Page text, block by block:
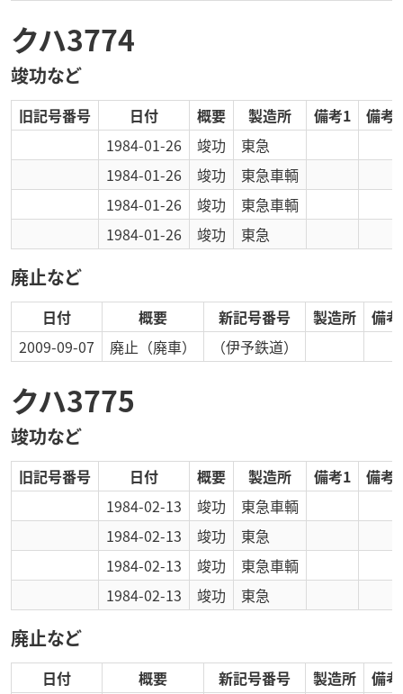
クハ3774
竣功など
旧記号番号 日付 概要 製造所 備考1
備考2
1984-01-26
竣功
東急
1984-01-26
竣功
東急車輌
1984-01-26
竣功
東急車輌
1984-01-26
竣功 東急
廃止など
日付 概要 新記号番号 製造所
備
2009-09-07
廃止 （廃車） （伊予鉄道）
クハ3775
竣功など
旧記号番号 日付 概要 製造所 備考1
備考2
1984-02-13
竣功
東急車輌
1984-02-13
竣功
東急
1984-02-13
竣功
東急車輌
1984-02-13
竣功 東急
廃止など
日付 概要 新記号番号 製造所
備